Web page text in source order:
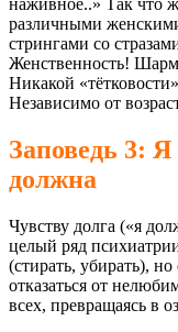
наживное..» Так что
различными
стрингами со
Женственность!
Никакой
Независимо от
Заповедь 3:
должна
Чувству долга («я
целый ряд
(стирать, убирать),
отказаться от
всех, превращаясь в